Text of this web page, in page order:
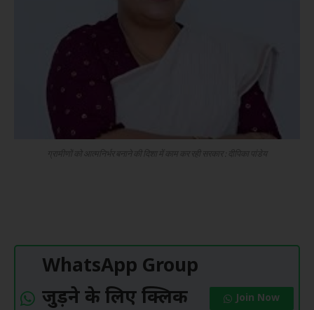
ग्रामीणों को आत्मनिर्भर बनाने की दिशा में काम कर रही सरकार : दीपिका पांडेय
WhatsApp Group
जुड़ने के लिए क्लिक
Join Now